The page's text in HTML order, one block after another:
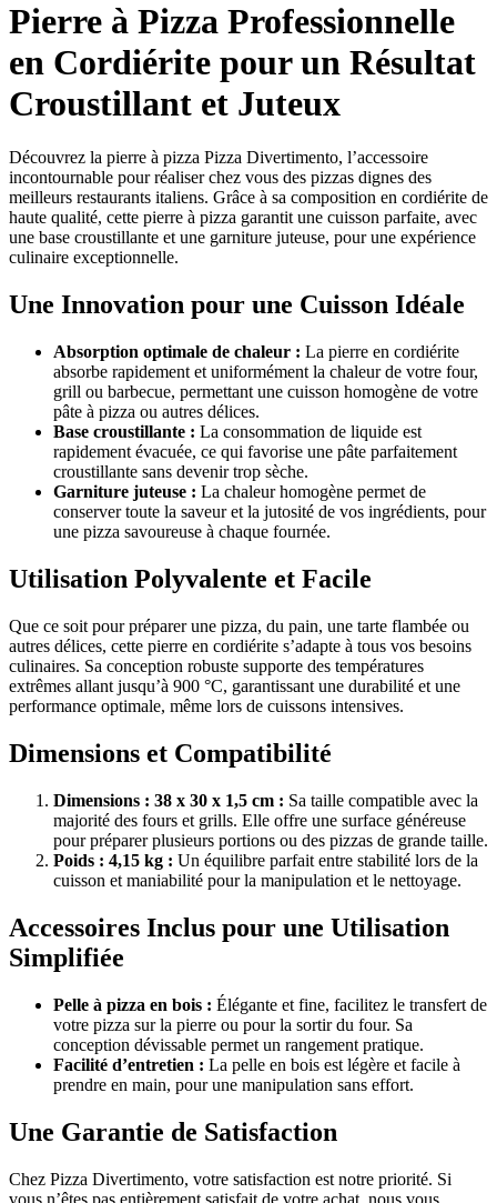
Pierre à Pizza Professionnelle
en Cordiérite pour un Résultat
Croustillant et Juteux
Découvrez la pierre à pizza Pizza Divertimento, l’accessoire
incontournable pour réaliser chez vous des pizzas dignes des
meilleurs restaurants italiens. Grâce à sa composition en cordiérite de
haute qualité, cette pierre à pizza garantit une cuisson parfaite, avec
une base croustillante et une garniture juteuse, pour une expérience
culinaire exceptionnelle.
Une Innovation pour une Cuisson Idéale
Absorption optimale de chaleur : La pierre en cordiérite
absorbe rapidement et uniformément la chaleur de votre four,
grill ou barbecue, permettant une cuisson homogène de votre
pâte à pizza ou autres délices.
Base croustillante : La consommation de liquide est
rapidement évacuée, ce qui favorise une pâte parfaitement
croustillante sans devenir trop sèche.
Garniture juteuse : La chaleur homogène permet de
conserver toute la saveur et la jutosité de vos ingrédients, pour
une pizza savoureuse à chaque fournée.
Utilisation Polyvalente et Facile
Que ce soit pour préparer une pizza, du pain, une tarte flambée ou
autres délices, cette pierre en cordiérite s’adapte à tous vos besoins
culinaires. Sa conception robuste supporte des températures
extrêmes allant jusqu’à 900 °C, garantissant une durabilité et une
performance optimale, même lors de cuissons intensives.
Dimensions et Compatibilité
Dimensions : 38 x 30 x 1,5 cm : Sa taille compatible avec la
majorité des fours et grills. Elle offre une surface généreuse
pour préparer plusieurs portions ou des pizzas de grande taille.
Poids : 4,15 kg : Un équilibre parfait entre stabilité lors de la
cuisson et maniabilité pour la manipulation et le nettoyage.
Accessoires Inclus pour une Utilisation
Simplifiée
Pelle à pizza en bois : Élégante et fine, facilitez le transfert de
votre pizza sur la pierre ou pour la sortir du four. Sa
conception dévissable permet un rangement pratique.
Facilité d’entretien : La pelle en bois est légère et facile à
prendre en main, pour une manipulation sans effort.
Une Garantie de Satisfaction
Chez Pizza Divertimento, votre satisfaction est notre priorité. Si
vous n’êtes pas entièrement satisfait de votre achat, nous vous